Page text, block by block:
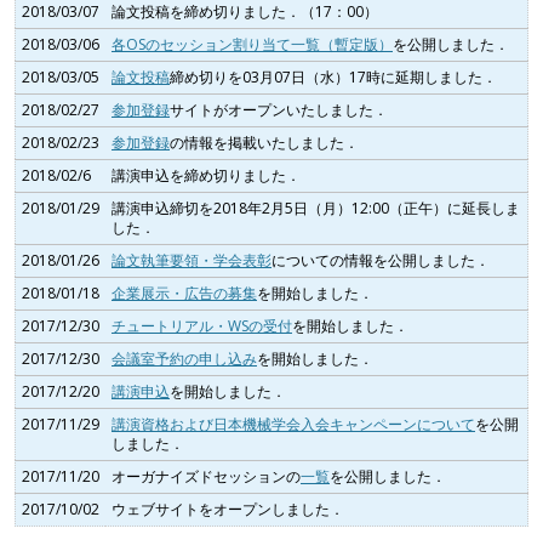
2018/03/07
論文投稿を締め切りました．（17：00）
2018/03/06 各OSのセッション割り当て一覧（暫定版） を公開しました．
2018/03/05
論文投稿締め切りを03月07日（水）17時に延期しました．
2018/02/27
参加登録サイトがオープンいたしました．
2018/02/23
参加登録の情報を掲載いたしました．
2018/02/6
講演申込を締め切りました．
2018/01/29 講演申込締切を2018年2月5日（月）12:00（正午）に延長しま
した．
2018/01/26 論文執筆要領・学会表彰についての情報を公開しました．
2018/01/18 企業展示・広告の募集を開始しました．
2017/12/30 チュートリアル・WSの受付を開始しました．
2017/12/30 会議室予約の申し込みを開始しました．
2017/12/20 講演申込を開始しました．
2017/11/29 講演資格および日本機械学会入会キャンペーンについてを公開
しました．
2017/11/20
オーガナイズドセッションの一覧を公開しました．
2017/10/02
ウェブサイトをオープンしました．